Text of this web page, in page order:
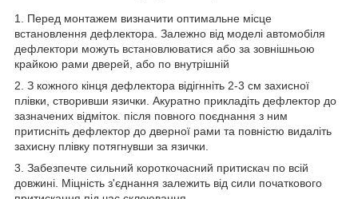
1. Перед монтажем визначити оптимальне місце
встановлення дефлектора. Залежно від моделі автомобіля
дефлектори можуть встановлюватися або за зовнішньою
крайкою рами дверей, або по внутрішній
2. З кожного кінця дефлектора відігнніть 2-3 см захисної
плівки, створивши язички. Акуратно прикладіть дефлектор до
зазначених відміток. після повного поєднання з ним
притисніть дефлектор до дверної рами та повністю видаліть
захисну плівку потягнувши за язички.
3. Забезпечте сильний короткочасний притискач по всій
довжині. Міцність з'єднання залежить від сили початкового